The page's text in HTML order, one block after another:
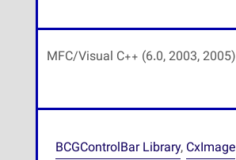
MFC/Visual C++ (6.0, 2003, 2005)
BCGControlBar Library, CxImage